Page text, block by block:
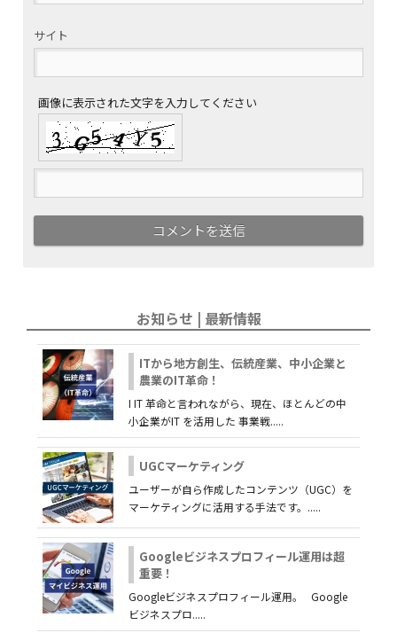
サイト
画像に表示された文字を入力してください
お知らせ | 最新情報
ITから地方創生、伝統産業、中小企業と
農業のIT革命！
I IT 革命と言われながら、現在、ほとんどの中
小企業がIT を活用した 事業戦.....
UGCマーケティング
ユーザーが自ら作成したコンテンツ（UGC）を
マーケティングに活用する手法です。.....
Googleビジネスプロフィール運用は超
重要！
Googleビジネスプロフィール運用。 Google
ビジネスプロ.....